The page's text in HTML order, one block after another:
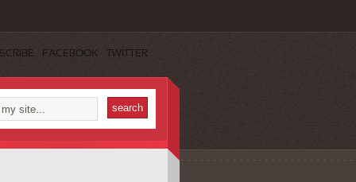
FACEBOOK TWITTER